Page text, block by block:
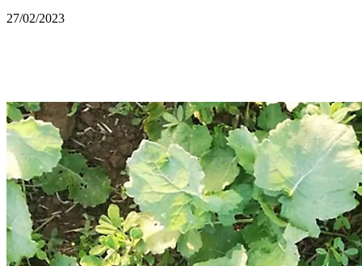
27/02/2023